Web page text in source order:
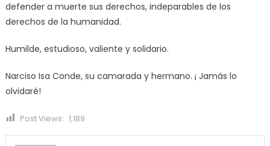
defender a muerte sus derechos, indeparables de los
derechos de la humanidad.
Humilde, estudioso, valiente y solidario.
Narciso Isa Conde, su camarada y hermano. ¡ Jamás lo
olvidaré!
Post Views: 1,189